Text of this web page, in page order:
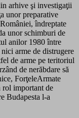
arhive şi investigaţii
unor preparative
îndreptate
unor schimburi de
anilor 1980 între
arme de distrugere
de arme pe teritoriul
de nerăbdare să
ForţeleArmate
rol important de
Budapesta l-a